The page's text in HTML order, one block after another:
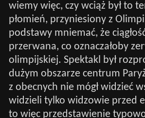
wiemy więc, czy wciąż był to
płomień, przyniesiony z
podstawy mniemać, że
przerwana, co oznaczałoby
olimpijskiej. Spektakl był
dużym obszarze centrum
z obecnych nie mógł widzieć
widzieli tylko widzowie przed
to więc przedstawienie